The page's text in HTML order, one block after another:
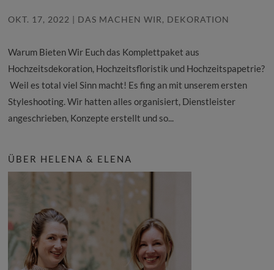
OKT. 17, 2022 | DAS MACHEN WIR, DEKORATION
Warum Bieten Wir Euch das Komplettpaket aus
Hochzeitsdekoration, Hochzeitsfloristik und Hochzeitspapetrie?
Weil es total viel Sinn macht! Es fing an mit unserem ersten
Styleshooting. Wir hatten alles organisiert, Dienstleister
angeschrieben, Konzepte erstellt und so...
ÜBER HELENA & ELENA